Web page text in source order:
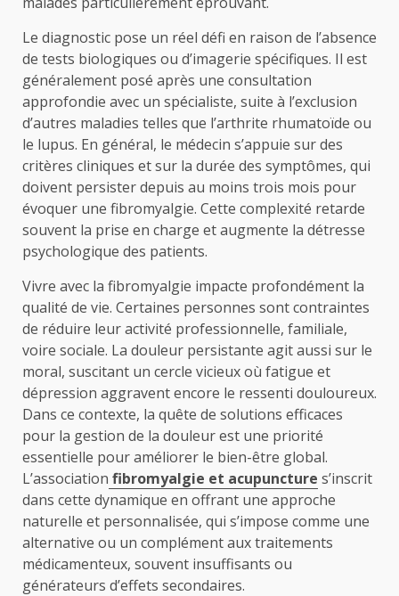
Le diagnostic pose un réel défi en raison de l’absence
de tests biologiques ou d’imagerie spécifiques. Il est
généralement posé après une consultation
approfondie avec un spécialiste, suite à l’exclusion
d’autres maladies telles que l’arthrite rhumatoïde ou
le lupus. En général, le médecin s’appuie sur des
critères cliniques et sur la durée des symptômes, qui
doivent persister depuis au moins trois mois pour
évoquer une fibromyalgie. Cette complexité retarde
souvent la prise en charge et augmente la détresse
psychologique des patients.
Vivre avec la fibromyalgie impacte profondément la
qualité de vie. Certaines personnes sont contraintes
de réduire leur activité professionnelle, familiale,
voire sociale. La douleur persistante agit aussi sur le
moral, suscitant un cercle vicieux où fatigue et
dépression aggravent encore le ressenti douloureux.
Dans ce contexte, la quête de solutions efficaces
pour la gestion de la douleur est une priorité
essentielle pour améliorer le bien-être global.
L’association fibromyalgie et acupuncture s’inscrit
dans cette dynamique en offrant une approche
naturelle et personnalisée, qui s’impose comme une
alternative ou un complément aux traitements
médicamenteux, souvent insuffisants ou
générateurs d’effets secondaires.